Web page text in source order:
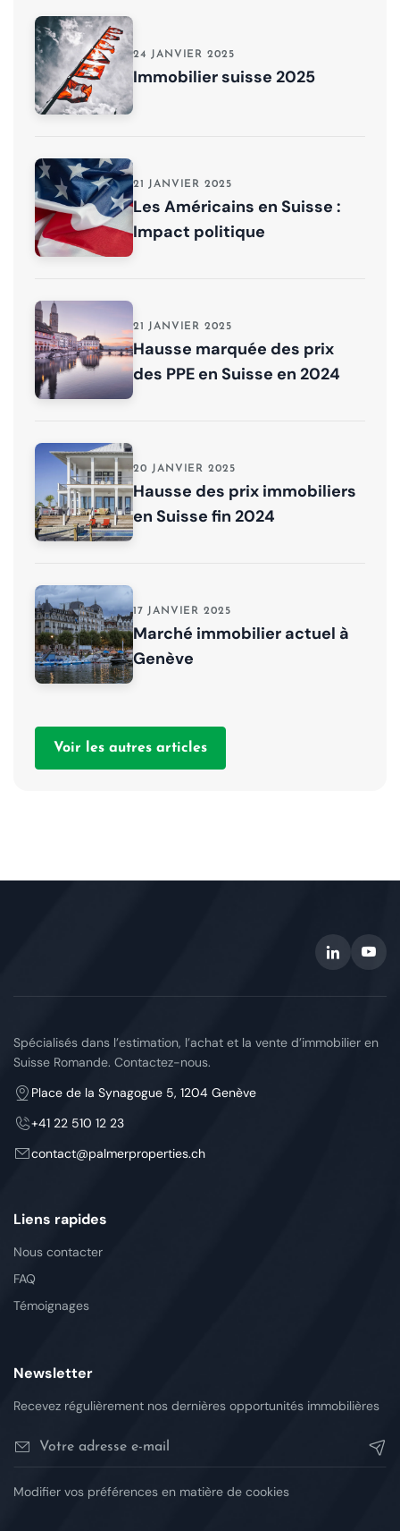
24 JANVIER 2025
Immobilier suisse 2025
21 JANVIER 2025
Les Américains en Suisse :
Impact politique
21 JANVIER 2025
Hausse marquée des prix
des PPE en Suisse en 2024
20 JANVIER 2025
Hausse des prix immobiliers
en Suisse fin 2024
17 JANVIER 2025
Marché immobilier actuel à
Genève
Voir les autres articles
Spécialisés dans l’estimation, l’achat et la vente d’immobilier en
Suisse Romande. Contactez-nous.
Place de la Synagogue 5, 1204 Genève
+41 22 510 12 23
contact
palmerproperties.ch
Liens rapides
Nous contacter
FAQ
Témoignages
Newsletter
Recevez régulièrement nos dernières opportunités immobilières
Modifier vos préférences en matière de cookies